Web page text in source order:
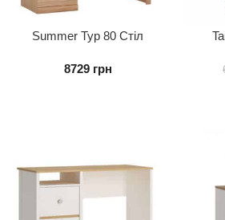
Summer Typ 80 Стіл
8729 грн